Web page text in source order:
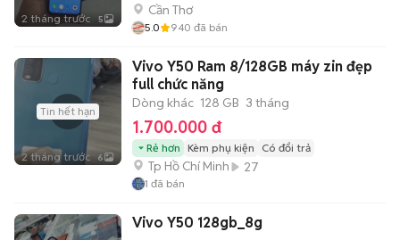
2 tháng trước 5
Cần Thơ
5.0 940 đã bán
Tin hết hạn
2 tháng trước 6
Vivo Y50 Ram 8/128GB máy zin đẹp
full chức năng
Dòng khác 128 GB 3 tháng
1.700.000 đ
Rẻ hơn Kèm phụ kiện Có đổi trả
Tp Hồ Chí Minh 27
1 đã bán
Vivo Y50 128gb_8g